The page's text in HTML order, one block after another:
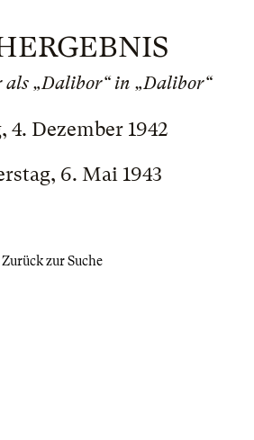
„Dalibor“ in „Dalibor“
4. Dezember 1942
6. Mai 1943
Zurück zur Suche